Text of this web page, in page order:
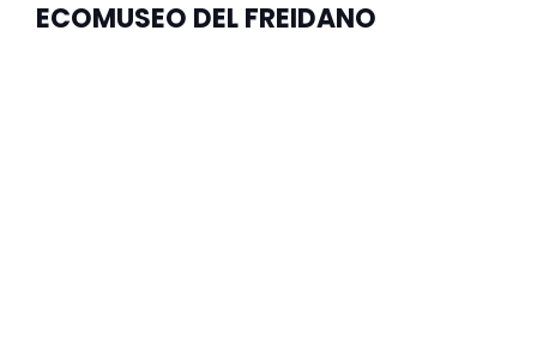
ECOMUSEO DEL FREIDANO